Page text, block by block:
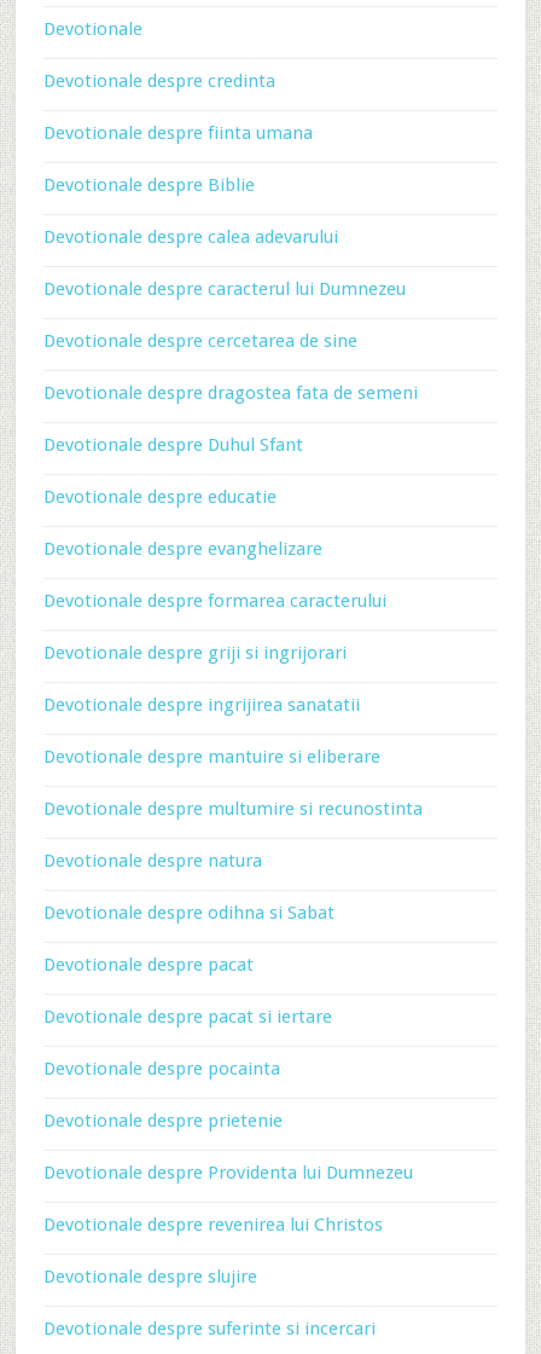
Devotionale
Devotionale despre credinta
Devotionale despre fiinta umana
Devotionale despre Biblie
Devotionale despre calea adevarului
Devotionale despre caracterul lui Dumnezeu
Devotionale despre cercetarea de sine
Devotionale despre dragostea fata de semeni
Devotionale despre Duhul Sfant
Devotionale despre educatie
Devotionale despre evanghelizare
Devotionale despre formarea caracterului
Devotionale despre griji si ingrijorari
Devotionale despre ingrijirea sanatatii
Devotionale despre mantuire si eliberare
Devotionale despre multumire si recunostinta
Devotionale despre natura
Devotionale despre odihna si Sabat
Devotionale despre pacat
Devotionale despre pacat si iertare
Devotionale despre pocainta
Devotionale despre prietenie
Devotionale despre Providenta lui Dumnezeu
Devotionale despre revenirea lui Christos
Devotionale despre slujire
Devotionale despre suferinte si incercari